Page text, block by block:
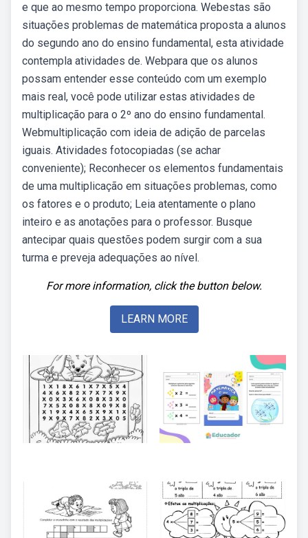
e que ao mesmo tempo proporciona. Webestas são
situações problemas de matemática proposta a alunos
do segundo ano do ensino fundamental, esta atividade
contempla atividades de. Webpara que os alunos
possam entender esse conteúdo com um exemplo
mais real, você pode utilizar estas atividades de
multiplicação para o 2º ano do ensino fundamental.
Webmultiplicação com ideia de adição de parcelas
iguais. Atividades fotocopiadas (se achar
conveniente); Reconhecer os elementos fundamentais
de uma multiplicação em situações problemas, como
os fatores e o produto; Leia atentamente o plano
inteiro e as anotações para o professor. Busque
antecipar quais questões podem surgir com a sua
turma e preveja adequações ao nível.
For more information, click the button below.
LEARN MORE